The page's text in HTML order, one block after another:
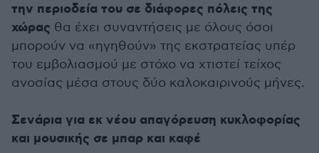
την περιοδεία του σε διάφορες πόλεις της
χώρας θα έχει συναντήσεις με όλους όσοι
μπορούν να «ηγηθούν» της εκστρατείας υπέρ
του εμβολιασμού με στόχο να χτιστεί τείχος
ανοσίας μέσα στους δύο καλοκαιρινούς μήνες.
Σενάρια για εκ νέου απαγόρευση κυκλοφορίας
και μουσικής σε μπαρ και καφέ